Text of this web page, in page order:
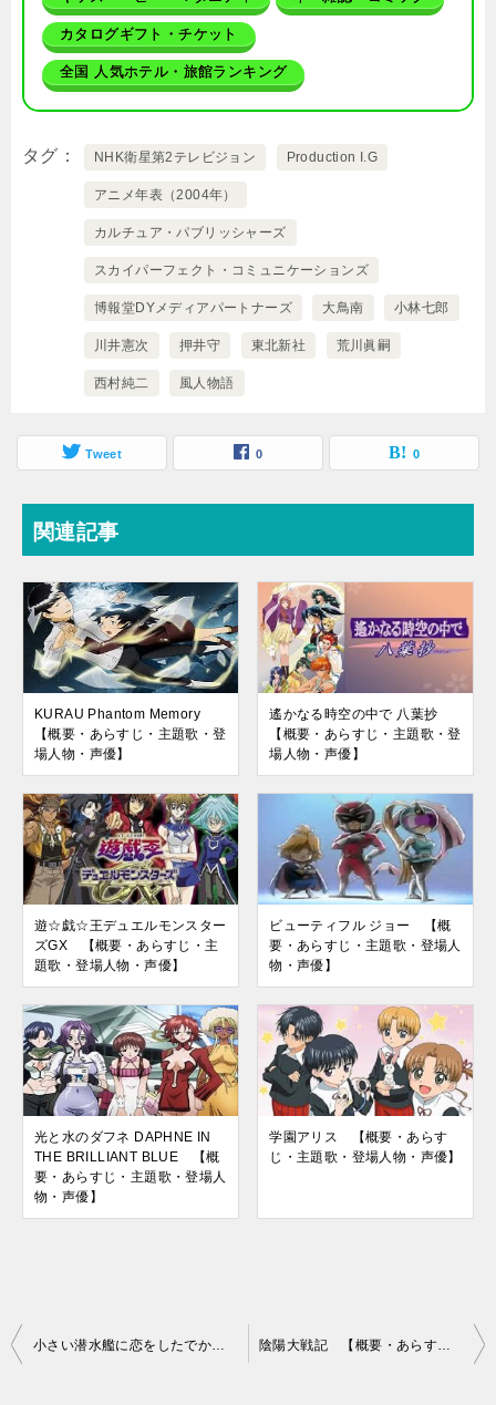
カタログギフト・チケット
全国 人気ホテル・旅館ランキング
タグ NHK衛星第2テレビジョン Production I.G
アニメ年表（2004年）
カルチュア・パブリッシャーズ
スカイパーフェクト・コミュニケーションズ
博報堂DYメディアパートナーズ 大鳥南 小林七郎
川井憲次 押井守 東北新社 荒川眞嗣
西村純二 風人物語
Tweet 0 0
関連記事
KURAU Phantom Memory
【概要・あらすじ・主題歌・登
場人物・声優】
遙かなる時空の中で 八葉抄
【概要・あらすじ・主題歌・登
場人物・声優】
遊☆戯☆王デュエルモンスター
ズGX 【概要・あらすじ・主
題歌・登場人物・声優】
ビューティフル ジョー 【概
要・あらすじ・主題歌・登場人
物・声優】
光と水のダフネ DAPHNE IN
THE BRILLIANT BLUE 【概
要・あらすじ・主題歌・登場人
物・声優】
学園アリス 【概要・あらす
じ・主題歌・登場人物・声優】
投